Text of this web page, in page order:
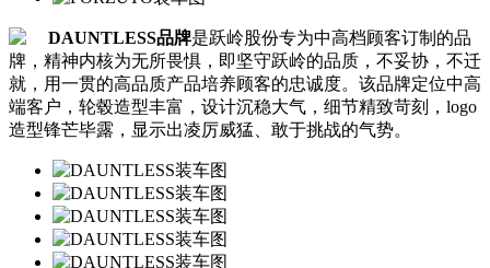
DAUNTLESS品牌是跃岭股份专为中高档顾客订制的品
牌，精神内核为无所畏惧，即坚守跃岭的品质，不妥协，不迁
就，用一贯的高品质产品培养顾客的忠诚度。该品牌定位中高
端客户，轮毂造型丰富，设计沉稳大气，细节精致苛刻，logo
造型锋芒毕露，显示出凌厉威猛、敢于挑战的气势。